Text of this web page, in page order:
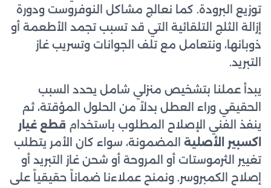
توزيع البرودة. كما نعالج مشاكل النوفروست ودورة
إزالة الثلج التلقائية التي قد تسبب تجمد الأطعمة أو
ذوبانها، ونتعامل مع تلف الجوانات وتسريب غاز
التبريد.
يبدأ عملنا بتشخيص منزلي شامل يحدد السبب
الحقيقي وراء العطل بدلاً من الحلول المؤقتة، ثم
ينفذ الفني الإصلاح المطلوب باستخدام قطع غيار
اكسبير الأصلية المضمونة، سواء كان الأمر يتطلب
تغيير الثرموستات أو المروحة أو شحن غاز التبريد أو
إصلاح الكمبروسر. ونمنح عملاءنا ضماناً حقيقياً على